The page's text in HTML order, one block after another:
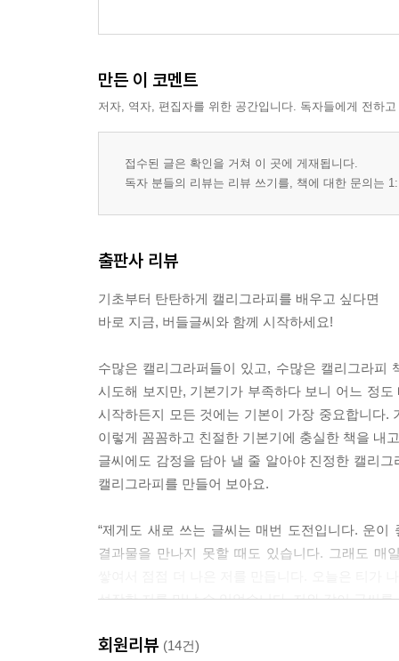
만든 이 코멘트
저자, 역자, 편집자를 위한 공간입니다. 독자들에게 전하
접수된 글은 확인을 거쳐 이 곳에 게재됩니다.
독자 분들의 리뷰는 리뷰 쓰기를, 책에 대한 문의는
출판사 리뷰
기초부터 탄탄하게 캘리그라피를 배우고 싶다면
바로 지금, 버들글씨와 함께 시작하세요!
수많은 캘리그라퍼들이 있고, 수많은 캘리그라피
시도해 보지만, 기본기가 부족하다 보니 어느 정
시작하든지 모든 것에는 기본이 가장 중요합니다.
이렇게 꼼꼼하고 친절한 기본기에 충실한 책을 내
글씨에도 감정을 담아 낼 줄 알아야 진정한 캘리
캘리그라피를 만들어 보아요.
“제게도 새로 쓰는 글씨는 매번 도전입니다. 운
결과물을 만나지 못할 때도 있습니다. 그래도
성장한 저를 만날 수 있었습니다. 저와 같이 글씨
회원리뷰 (14건)